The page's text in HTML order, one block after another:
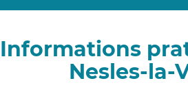
Informations
Nesles-la-